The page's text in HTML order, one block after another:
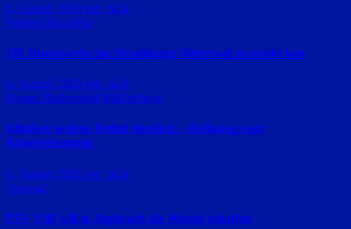
6. August 2026 red_ra24
Region Straubing
105 Kunstwerke im Straubinger Rittersaal zu entdecken
6. August 2026 red_ra24
Bogen Mallersdorf-Pfaffenberg
Kliniken senken Defizit deutlich – Hoffnung statt
Krisenstimmung
6. August 2026 red_ra24
Fussball
FSV VfB will in Aiglsbach die Wende schaffen